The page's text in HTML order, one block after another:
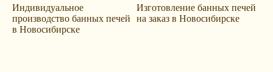
Индивидуальное
производство банных печей
в Новосибирске
Изготовление банных печей
на заказ в Новосибирске